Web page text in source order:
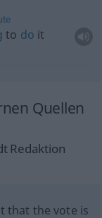
to do it
Quellen
Redaktion
that the vote is